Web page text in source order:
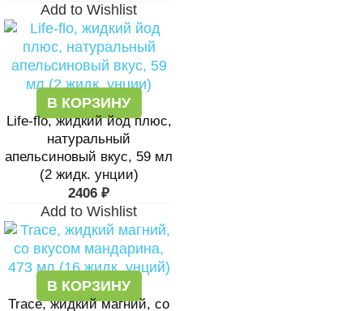
Add to Wishlist
В КОРЗИНУ
Life-flo, жидкий йод плюс,
натуральный
апельсиновый вкус, 59 мл
(2 жидк. унции)
2406 ₽
Add to Wishlist
В КОРЗИНУ
Trace, жидкий магний, со